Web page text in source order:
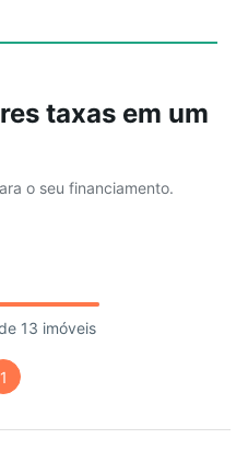
taxas em um
o seu financiamento.
13 imóveis
1